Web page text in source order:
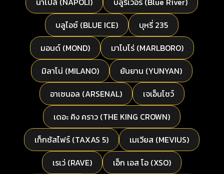
บลูไอซ์ (BLUE ICE)
บุหรี่ 235
มอนด์ (MOND)
มาโบโร่ (MARLBORO)
มิลาโน่ (MILANO)
ยันยาน (YUNYAN)
อาเซนอล (ARSENAL)
เจเอ็นโชว์
เดอะ คิง คราว (THE KING CROWN)
เท็กซัสไฟร์ (TAXAS 5)
เมเวียส (MEVIUS)
เรเว่ (RAVE)
เอ็ก เอส โอ (XSO)